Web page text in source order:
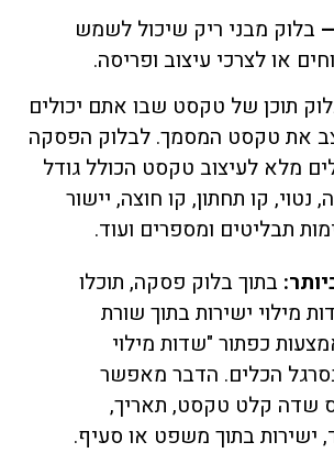
בלוק מבני ריק שיכול לשמש
או לצרכי עיצוב ופריסה.
תוכן של טקסט שבו אתם יכולים
את טקסט המסמך. לבלוק הפסקה
מלא לעיצוב טקסט הכולל גודל
נטוי, קו תחתון, קו חוצה, יישור
תבליטים ומספרים ועוד.
בתוך בלוק פסקה, תוכלו
מילוי ישירות בתוך שורת
כפתור "שדות מילוי
הכלים. הדבר מאפשר
שדה קלט טקסט, תאריך,
ישירות בתוך משפט או סעיף.